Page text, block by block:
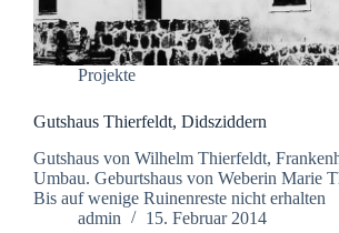
Projekte
Gutshaus Thierfeldt, Didsziddern
Gutshaus von Wilhelm Thierfeldt,
Umbau. Geburtshaus von Weberin Marie
Bis auf wenige Ruinenreste nicht erhalten
admin
15. Februar 2014